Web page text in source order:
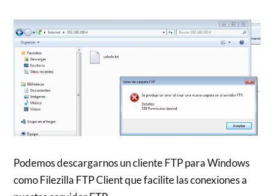
Podemos descargarnos un cliente FTP para Windows
como Filezilla FTP Client que facilite las conexiones a